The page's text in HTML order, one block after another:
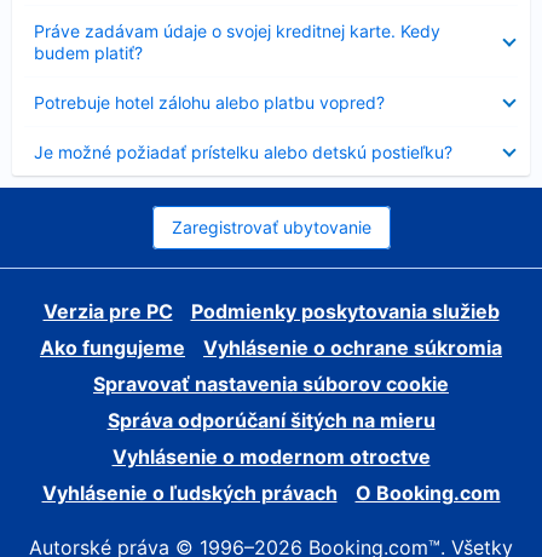
Práve zadávam údaje o svojej kreditnej karte. Kedy
budem platiť?
sa
Potrebuje hotel zálohu alebo platbu vopred?
sa
Je možné požiadať prístelku alebo detskú postieľku?
sa
Zaregistrovať ubytovanie
Verzia pre PC
Podmienky poskytovania služieb
Ako fungujeme
Vyhlásenie o ochrane súkromia
Spravovať nastavenia súborov cookie
Správa odporúčaní šitých na mieru
Vyhlásenie o modernom otroctve
Vyhlásenie o ľudských právach
O Booking.com
Autorské práva © 1996–2026 Booking.com™. Všetky